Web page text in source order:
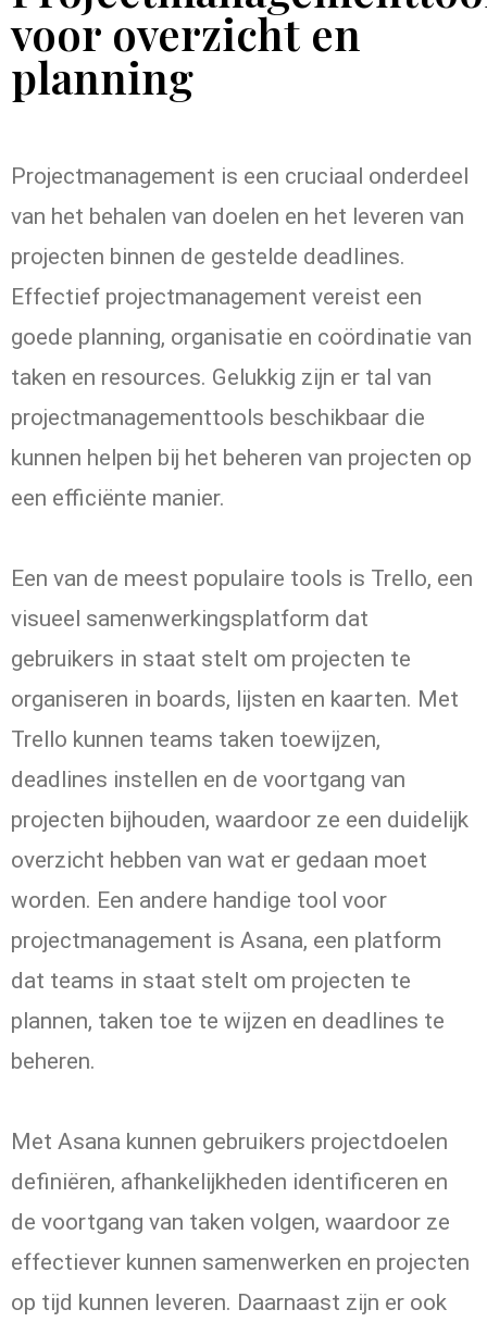
voor overzicht en
planning
Projectmanagement is een cruciaal onderdeel
van het behalen van doelen en het leveren van
projecten binnen de gestelde deadlines.
Effectief projectmanagement vereist een
goede planning, organisatie en coördinatie van
taken en resources. Gelukkig zijn er tal van
projectmanagementtools beschikbaar die
kunnen helpen bij het beheren van projecten op
een efficiënte manier.
Een van de meest populaire tools is Trello, een
visueel samenwerkingsplatform dat
gebruikers in staat stelt om projecten te
organiseren in boards, lijsten en kaarten. Met
Trello kunnen teams taken toewijzen,
deadlines instellen en de voortgang van
projecten bijhouden, waardoor ze een duidelijk
overzicht hebben van wat er gedaan moet
worden. Een andere handige tool voor
projectmanagement is Asana, een platform
dat teams in staat stelt om projecten te
plannen, taken toe te wijzen en deadlines te
beheren.
Met Asana kunnen gebruikers projectdoelen
definiëren, afhankelijkheden identificeren en
de voortgang van taken volgen, waardoor ze
effectiever kunnen samenwerken en projecten
op tijd kunnen leveren. Daarnaast zijn er ook